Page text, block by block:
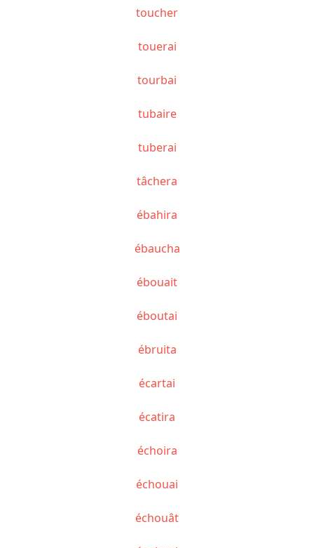
toucher
touerai
tourbai
tubaire
tuberai
tâchera
ébahira
ébaucha
ébouait
éboutai
ébruita
écartai
écatira
échoira
échouai
échouât